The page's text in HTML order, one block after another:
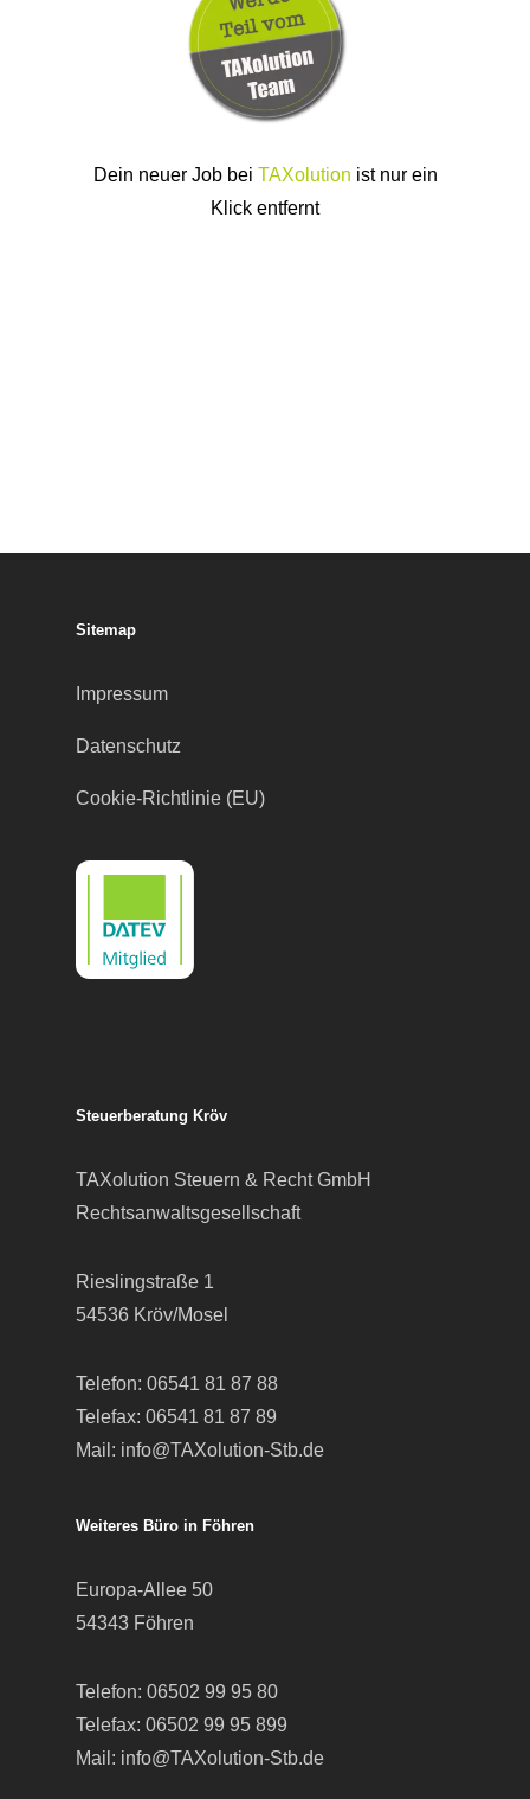
Dein neuer Job bei TAXolution ist nur ein
Klick entfernt
Sitemap
Impressum
Datenschutz
Cookie-Richtlinie (EU)
Steuerberatung Kröv
TAXolution Steuern & Recht GmbH
Rechtsanwaltsgesellschaft
Rieslingstraße 1
54536 Kröv/Mosel
Telefon: 06541 81 87 88
Telefax: 06541 81 87 89
Mail: info@TAXolution-Stb.de
Weiteres Büro in Föhren
Europa-Allee 50
54343 Föhren
Telefon: 06502 99 95 80
Telefax: 06502 99 95 899
Mail: info@TAXolution-Stb.de